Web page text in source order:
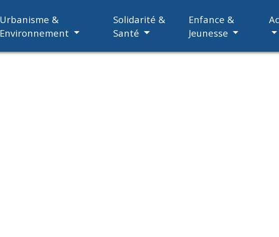
Urbanisme &
Environnement
Solidarité &
Santé
Enfance &
Jeunesse